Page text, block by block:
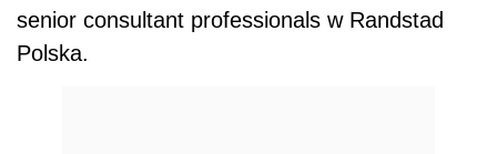
senior consultant professionals w Randstad
Polska.